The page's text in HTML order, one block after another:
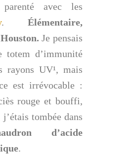
avec les
. Élémentaire,
Je pensais
totem d’immunité
rayons UV¹, mais
est irrévocable :
rouge et bouffi,
tombée dans
d’acide
.